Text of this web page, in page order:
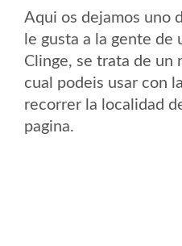
Aqui os dejamos uno
le gusta a la gente de
Clinge, se trata de un
cual podeis usar con
recorrer la localidad
pagina.